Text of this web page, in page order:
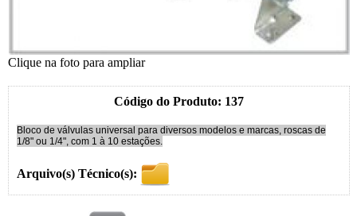
Clique na foto para ampliar
Código do Produto: 137
Bloco de válvulas universal para diversos modelos e marcas, roscas de
1/8" ou 1/4", com 1 à 10 estações.
Arquivo(s) Técnico(s):